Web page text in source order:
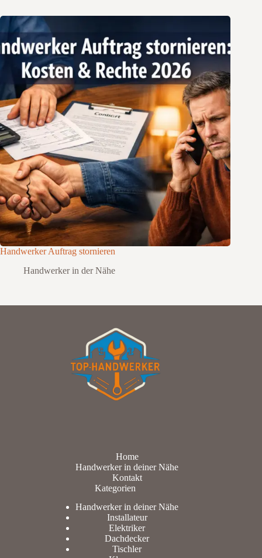
Handwerker Auftrag stornieren
Handwerker in der Nähe
Home
Handwerker in deiner Nähe
Kontakt
Kategorien
Handwerker in deiner Nähe
Installateur
Elektriker
Dachdecker
Tischler